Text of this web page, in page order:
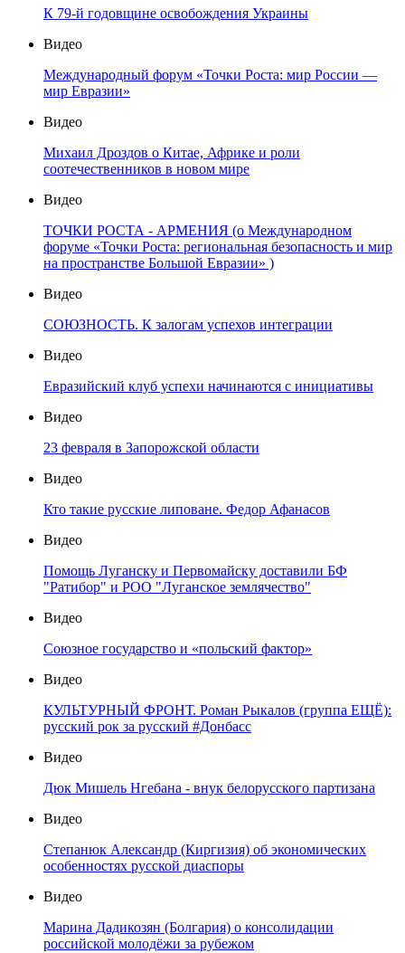
К 79-й годовщине освобождения Украины
Видео
Международный форум «Точки Роста: мир России —
мир Евразии»
Видео
Михаил Дроздов о Китае, Африке и роли
соотечественников в новом мире
Видео
ТОЧКИ РОСТА - АРМЕНИЯ (о Международном
форуме «Точки Роста: региональная безопасность и мир
на пространстве Большой Евразии» )
Видео
СОЮЗНОСТЬ. К залогам успехов интеграции
Видео
Евразийский клуб успехи начинаются с инициативы
Видео
23 февраля в Запорожской области
Видео
Кто такие русские липоване. Федор Афанасов
Видео
Помощь Луганску и Первомайску доставили БФ
"Ратибор" и РОО "Луганское землячество"
Видео
Союзное государство и «польский фактор»
Видео
КУЛЬТУРНЫЙ ФРОНТ. Роман Рыкалов (группа ЕЩЁ):
русский рок за русский #Донбасс
Видео
Дюк Мишель Нгебана - внук белорусского партизана
Видео
Степанюк Александр (Киргизия) об экономических
особенностях русской диаспоры
Видео
Марина Дадикозян (Болгария) о консолидации
российской молодёжи за рубежом